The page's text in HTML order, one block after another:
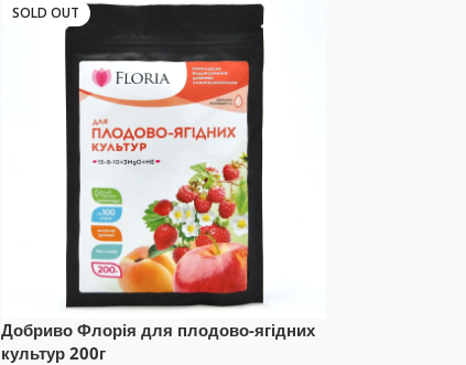
SOLD OUT
Добриво Флорія для плодово-ягідних
культур 200г